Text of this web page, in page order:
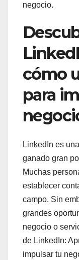
negocio.
cómo
para
LinkedIn es
ganado gran
Muchas
establecer
campo. Sin
grandes
negocio o
de LinkedIn:
impulsar tu